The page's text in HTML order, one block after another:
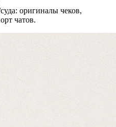
оригиналы чеков,
чатов.